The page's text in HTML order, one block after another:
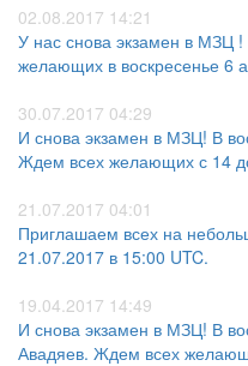
02.08.2017 14:21
У нас снова экзамен в МЗЦ
желающих в воскресенье 6
30.07.2017 04:29
И снова экзамен в МЗЦ! В
Ждем всех желающих с 14
21.07.2017 04:01
Приглашаем всех на
21.07.2017 в 15:00 UTC.
19.04.2017 14:49
И снова экзамен в МЗЦ! В
Авадяев. Ждем всех